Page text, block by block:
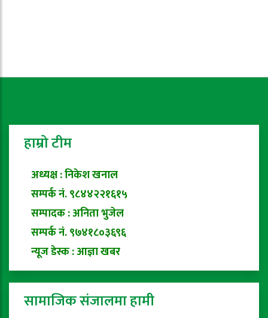
हाम्रो टीम
अध्यक्ष : निकेश खनाल
सम्पर्क नं. ९८४४२२१६१५
सम्पादक : अनिता भुजेल
सम्पर्क नं. ९७४१८०३६९६
न्यूज डेस्क : आज्ञा खबर
सामाजिक संजालमा हामी